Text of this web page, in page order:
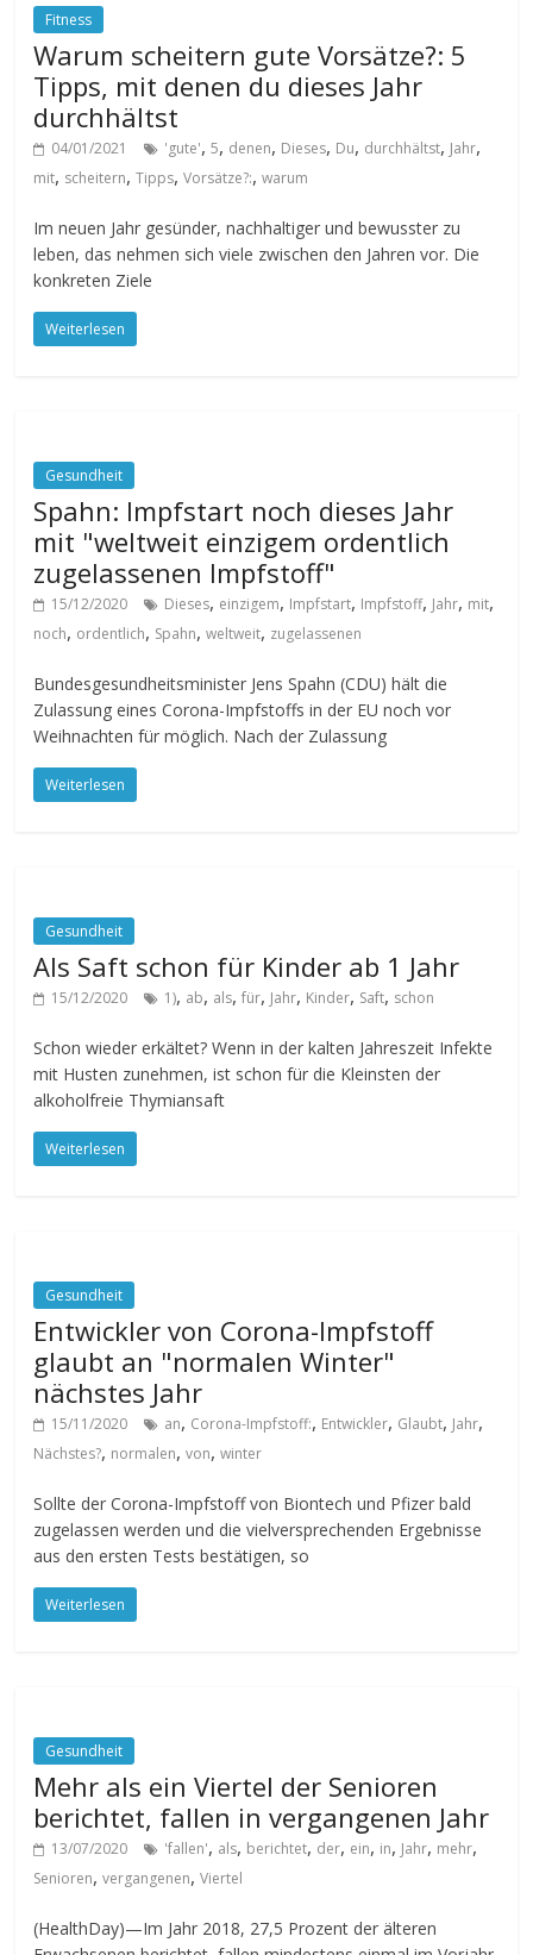
Fitness
Warum scheitern gute Vorsätze?: 5
Tipps, mit denen du dieses Jahr
durchhältst
04/01/2021 'gute',5, denen, Dieses, Du, durchhältst, Jahr,
mit, scheitern,Tipps,Vorsätze?:,warum
Im neuen Jahr gesünder, nachhaltiger und bewusster zu
leben, das nehmen sich viele zwischen den Jahren vor. Die
konkreten Ziele
Weiterlesen
Gesundheit
Spahn: Impfstart noch dieses Jahr
mit "weltweit einzigem ordentlich
zugelassenen Impfstoff"
15/12/2020 Dieses, einzigem, Impfstart, Impfstoff, Jahr, mit,
noch, ordentlich, Spahn,weltweit, zugelassenen
Bundesgesundheitsminister Jens Spahn (CDU) hält die
Zulassung eines Corona-Impfstoffs in der EU noch vor
Weihnachten für möglich. Nach der Zulassung
Weiterlesen
Gesundheit
Als Saft schon für Kinder ab 1 Jahr
15/12/2020 1), ab, als,für, Jahr, Kinder, Saft, schon
Schon wieder erkältet? Wenn in der kalten Jahreszeit Infekte
mit Husten zunehmen, ist schon für die Kleinsten der
alkoholfreie Thymiansaft
Weiterlesen
Gesundheit
Entwickler von Corona-Impfstoff
glaubt an "normalen Winter"
nächstes Jahr
15/11/2020 an, Corona-Impfstoff:, Entwickler, Glaubt, Jahr,
Nächstes?, normalen,von,winter
Sollte der Corona-Impfstoff von Biontech und Pfizer bald
zugelassen werden und die vielversprechenden Ergebnisse
aus den ersten Tests bestätigen, so
Weiterlesen
Gesundheit
Mehr als ein Viertel der Senioren
berichtet, fallen in vergangenen Jahr
13/07/2020 'fallen', als, berichtet, der, ein, in, Jahr, mehr,
Senioren,vergangenen,Viertel
(HealthDay)—Im Jahr 2018, 27,5 Prozent der älteren